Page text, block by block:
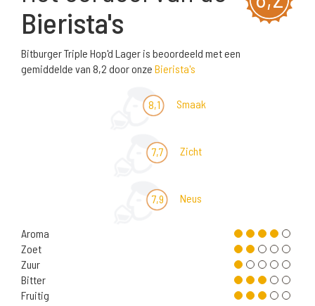
Bierista's
Bitburger Triple Hop'd Lager is beoordeeld met een
gemiddelde van 8,2 door onze Bierista's
8,1 Smaak
7,7 Zicht
7,9 Neus
Aroma
Zoet
Zuur
Bitter
Fruitig